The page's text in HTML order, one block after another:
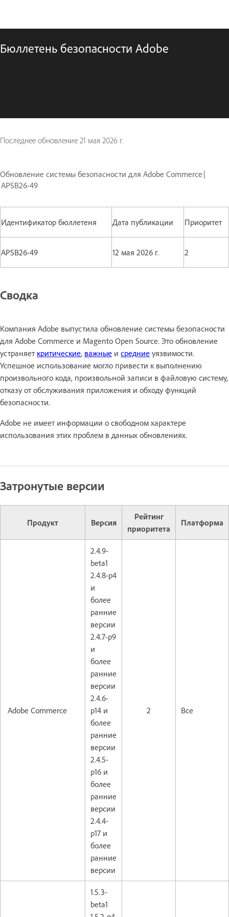
Бюллетень безопасности Adobe
Последнее обновление 21 мая 2026 г.
Обновление системы безопасности для Adobe Commerce |
APSB26-49
Идентификатор бюллетеня Дата публикации Приоритет
APSB26-49 12 мая 2026 г. 2
Сводка
Компания Adobe выпустила обновление системы безопасности
для Adobe Commerce и Magento Open Source. Это обновление
устраняет критические, важные и средние уязвимости.
Успешное использование могло привести к выполнению
произвольного кода, произвольной записи в файловую систему,
отказу от обслуживания приложения и обходу функций
безопасности.
Adobe не имеет информации о свободном характере
использования этих проблем в данных обновлениях.
Затронутые версии
Продукт Версия
Рейтинг
приоритета
Платформа
Adobe Commerce
2.4.9-
beta1
2.4.8-p4
и
более
ранние
версии
2.4.7-p9
и
более
ранние
версии
2.4.6-
p14 и
более
ранние
версии
2.4.5-
p16 и
более
ранние
версии
2.4.4-
p17 и
более
ранние
версии
2 Все
1.5.3-
beta1